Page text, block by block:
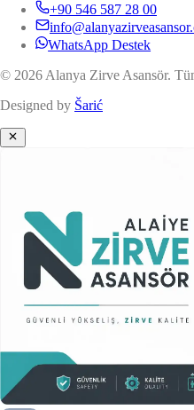
+90 546 587 28 00
WhatsApp Destek
© 2026 Alanya Zirve Asansör.
Designed by Šarić